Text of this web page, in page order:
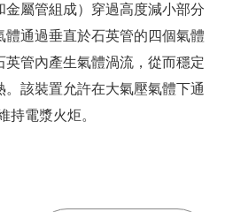
屬管組成）穿過高度減小部分
通過垂直於石英管的四個氣體
英管內產生氣體渦流，從而穩定
該裝置允許在大氣壓氣體下通
電漿火炬。